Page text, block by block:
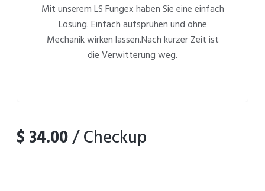
Mit unserem LS Fungex haben Sie eine einfach
Lösung. Einfach aufsprühen und ohne
Mechanik wirken lassen.Nach kurzer Zeit ist
die Verwitterung weg.
$ 34.00/ Checkup